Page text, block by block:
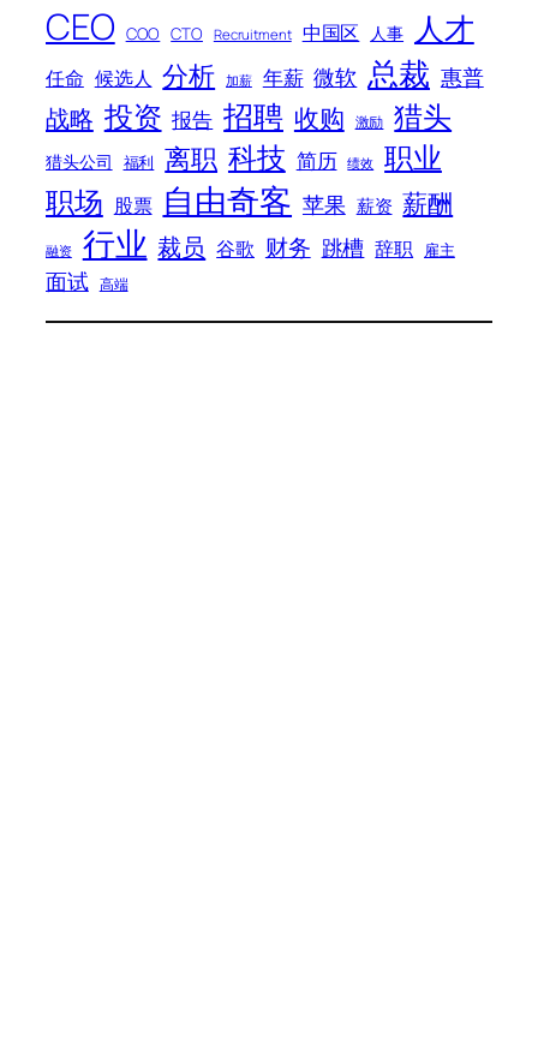
CEO COO CTO Recruitment 中国区 人事 人才
任命 候选人 分析 加薪 年薪 微软 总裁 惠普
战略 投资 报告 招聘 收购 激励 猎头
猎头公司 福利 离职 科技 简历 绩效 职业
职场 股票 自由奇客 苹果 薪资 薪酬
融资 行业 裁员 谷歌 财务 跳槽 辞职 雇主
面试 高端